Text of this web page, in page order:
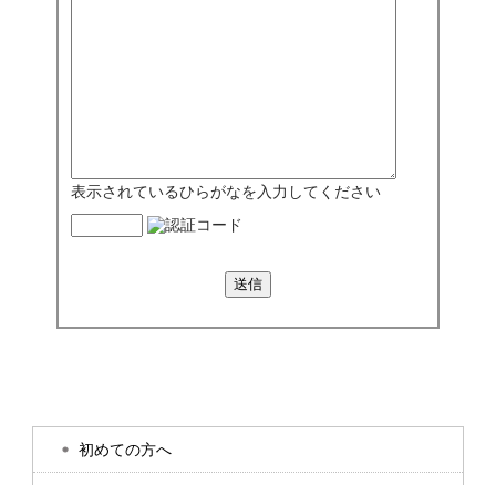
表示されているひらがなを入力してください
初めての方へ